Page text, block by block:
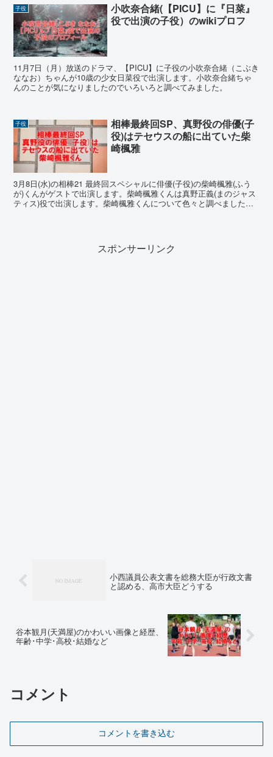
子役
小吹奈合緒(【PICU】に『日菜』
役で出演の子役）のwikiプロフ
11月7日（月）放送のドラマ、【PICU】に子役の小吹奈合緒（こぶき
ななお）ちゃんが10歳の少女日菜役で出演します。小吹奈合緒ちゃ
んのことが気になりましたのでいろいろと調べてみました。
子役
相棒最終回SP、真野役の俳優(子
役)はテセウスの船に出ていた柴
崎楓雅
3月8日(水)の相棒21 最終回スペシャルに俳優(子役)の柴崎楓雅(ふう
が)くんがゲストで出演します。柴崎楓雅くんは真野正義(まのジャス
ティス)役で出演します。柴崎楓雅くんについて色々と調べました。
スポンサーリンク
小西議員公表文書を総務大臣が行政文書
と認める、高市大臣どうする
谷本観月(天満屋)のかわいい画像と経歴、
年齢･中学･高校･結婚など
コメント
コメントを書き込む